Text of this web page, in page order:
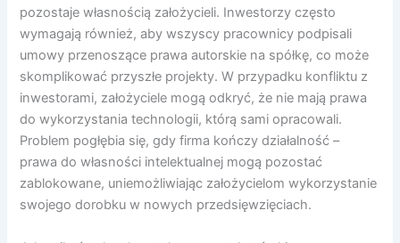
pozostaje własnością założycieli. Inwestorzy często
wymagają również, aby wszyscy pracownicy podpisali
umowy przenoszące prawa autorskie na spółkę, co może
skomplikować przyszłe projekty. W przypadku konfliktu z
inwestorami, założyciele mogą odkryć, że nie mają prawa
do wykorzystania technologii, którą sami opracowali.
Problem pogłębia się, gdy firma kończy działalność –
prawa do własności intelektualnej mogą pozostać
zablokowane, uniemożliwiając założycielom wykorzystanie
swojego dorobku w nowych przedsięwzięciach.